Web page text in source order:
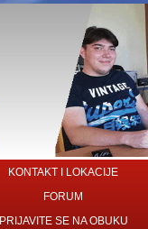
KONTAKT I LOKACIJE
FORUM
PRIJAVITE SE NA OBUKU